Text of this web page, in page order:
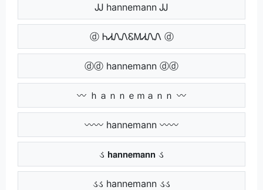
ᎫᎫ hannemann ᎫᎫ
ⓓ ᏂᏗᏁᏁᏋᎷᏗᏁᏁ ⓓ
ⓓⓓ hannemann ⓓⓓ
〰 ｈａｎｎｅｍａｎｎ 〰
〰〰 hannemann 〰〰
ડ 𝗵𝗮𝗻𝗻𝗲𝗺𝗮𝗻𝗻 ડ
ડડ hannemann ડડ